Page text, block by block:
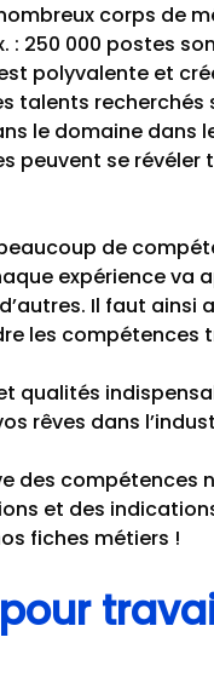
corps de
250 000 postes
polyvalente et
talents
le domaine dans
peuvent se révéler
de
expérience va
Il faut ainsi
les compétences
qualités
rêves dans
des compétences
et des
fiches métiers !